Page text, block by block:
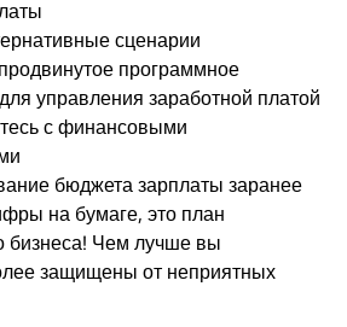
сценарии
программное
управления заработной платой
с финансовыми
бюджета зарплаты заранее
на бумаге, это план
бизнеса! Чем лучше вы
защищены от неприятных